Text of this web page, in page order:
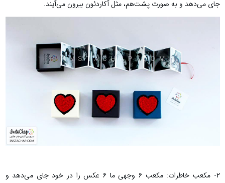
جای می‌دهد و به صورت پشت‌هم، مثل آکاردئون بیرون می‌آیند.
۲- مکعب خاطرات: مکعب ۶ وجهی ما ۶ عکس را در خود جای می‌دهد و